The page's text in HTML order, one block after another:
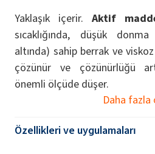
Yaklaşık içerir. Aktif
sıcaklığında, düşük
altında) sahip berrak ve viskoz
çözünür ve çözünürlüğü
önemli ölçüde düşer.
Daha fazla
Özellikleri ve uygulamaları